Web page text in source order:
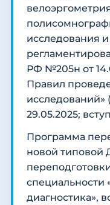
исследования
РФ №205н от
Правил
29.05.2025;
Программа
новой типовой
специальности
диагностика»,